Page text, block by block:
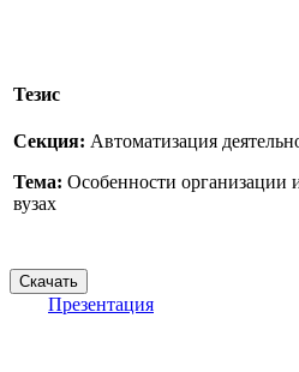
Тезис
Секция: Автоматизация
Тема: Особенности организации
вузах
Презентация